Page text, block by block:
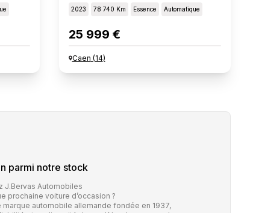
2023 78 740 Km Essence Automatique
25 999 €
Caen (14)
parmi notre stock
J.Bervas Automobiles
prochaine voiture d’occasion ?
automobile allemande fondée en 1937,